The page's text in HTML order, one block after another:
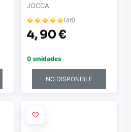
JOCCA
� � � � �(46)
4,90 €
0 unidades
NO DISPONIBLE